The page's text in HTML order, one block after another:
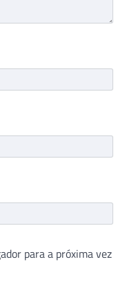
para a próxima vez